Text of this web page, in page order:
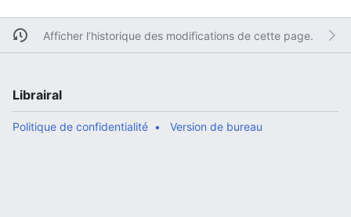
Afficher l’historique des modifications de cette page.
Librairal
Politique de confidentialité Version de bureau